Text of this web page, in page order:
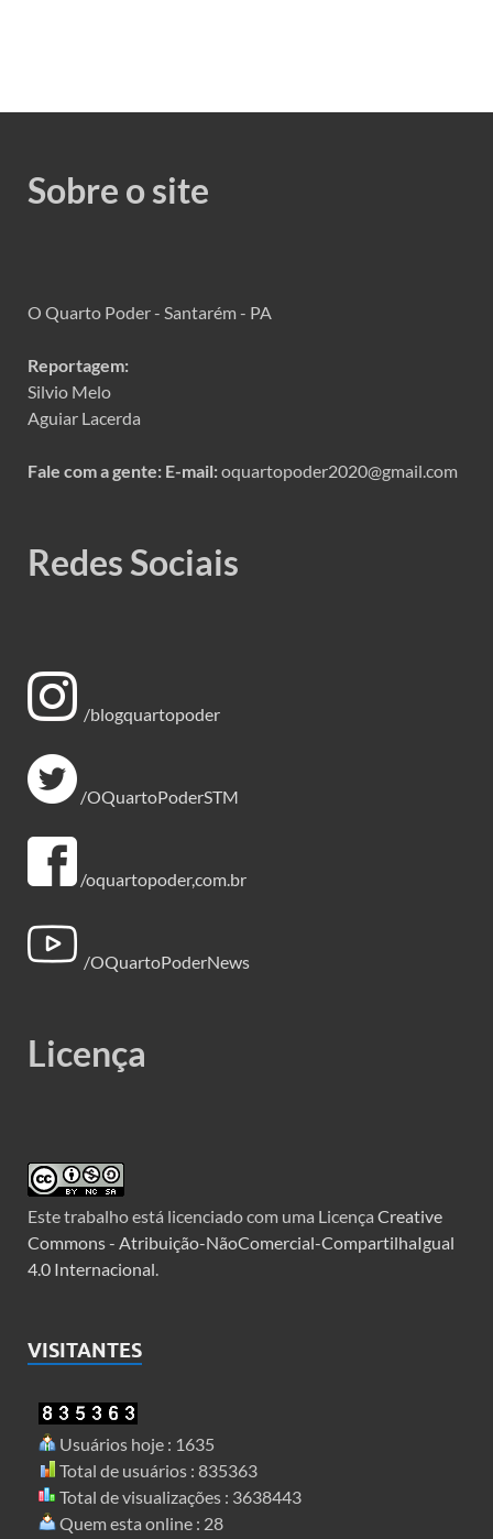
Sobre o site
O Quarto Poder - Santarém - PA
Reportagem:
Silvio Melo
Aguiar Lacerda
Fale com a gente: E-mail:oquartopoder2020@gmail.com
Redes Sociais
/blogquartopoder
/OQuartoPoderSTM
/oquartopoder,com.br
/OQuartoPoderNews
Licença
Este trabalho está licenciado com uma Licença Creative
Commons - Atribuição-NãoComercial-CompartilhaIgual
4.0 Internacional
VISITANTES
Usuários hoje : 1635
Total de usuários : 835363
Total de visualizações : 3638443
Quem esta online : 28